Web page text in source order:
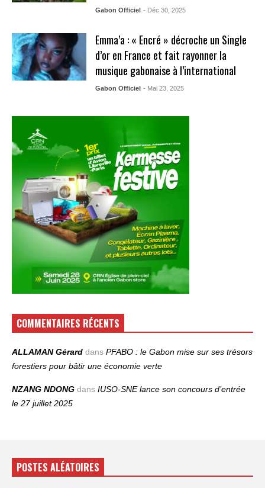
Gabon Officiel - Déc 30, 2025
Emma’a : « Encré » décroche un Single
d’or en France et fait rayonner la
musique gabonaise à l’international
Gabon Officiel - Mai 23, 2025
COMMENTAIRES RÉCENTS
ALLAMAN Gérard dans PFABO : le Gabon mise sur ses trésors
forestiers pour bâtir une économie verte
NZANG NDONG dans IUSO‑SNE lance son concours d’entrée
le 27 juillet 2025
POSTES ALÉATOIRES